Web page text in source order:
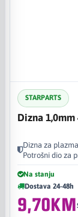
STARPARTS
Dizna
Dizna za
Potrošni dio za
Na stanju
Dostava 24-48h
9,70KM